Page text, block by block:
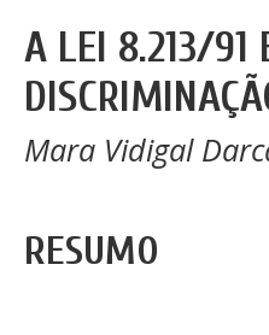
A LEI 8.213/91
Mara Vidigal
RESUMO